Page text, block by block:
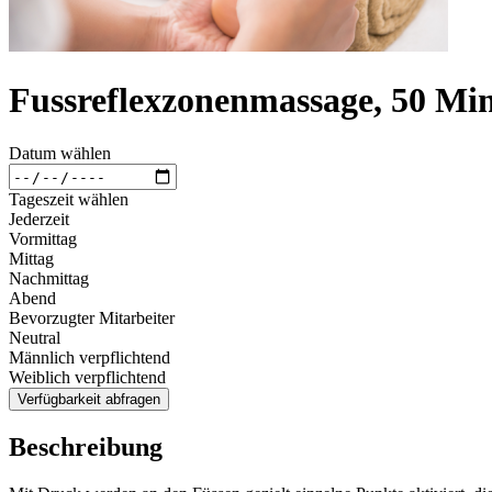
Fussreflexzonenmassage, 50
Datum wählen
Tageszeit wählen
Jederzeit
Vormittag
Mittag
Nachmittag
Abend
Bevorzugter Mitarbeiter
Neutral
Männlich verpflichtend
Weiblich verpflichtend
Verfügbarkeit abfragen
Beschreibung